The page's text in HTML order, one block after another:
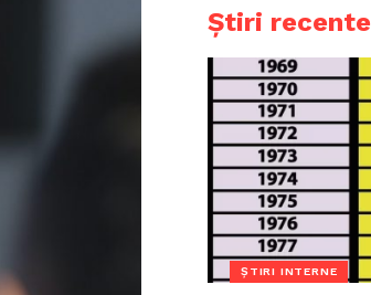
Știri recente
ȘTIRI INTERNE